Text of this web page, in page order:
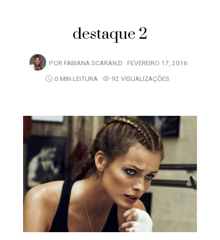
destaque 2
POR FABIANA SCARANZI FEVEREIRO 17, 2016
0 MIN LEITURA
92 VISUALIZAÇÕES